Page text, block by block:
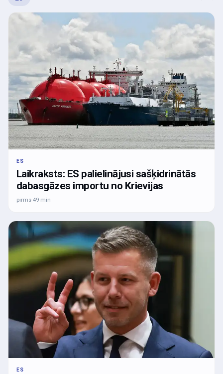
ES
Laikraksts: ES palielinājusi sašķidrinātās
dabasgāzes importu no Krievijas
pirms 49 min
ES